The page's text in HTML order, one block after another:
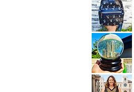
Ariel
Sebastian
Up
Thomas
Kinkade
Hamilton
Collection
Christmas
Village
Wreath
*LIMITED
EDITION*
Disney
Loungefly
Exclusive
Lilo
&
Stitch
Hearts
Mini
Backpack
Saks
Fifth
Avenue